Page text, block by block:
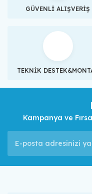
GÜVENLİ ALIŞVERİŞ
TEKNİK
Kampanya ve